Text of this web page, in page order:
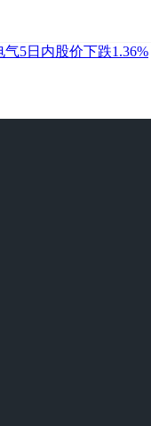
气5日内股价下跌1.36%